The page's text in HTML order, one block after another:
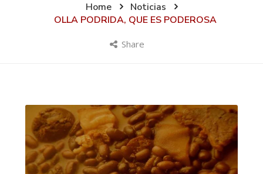
Home
Noticias
OLLA PODRIDA, QUE ES PODEROSA
Share